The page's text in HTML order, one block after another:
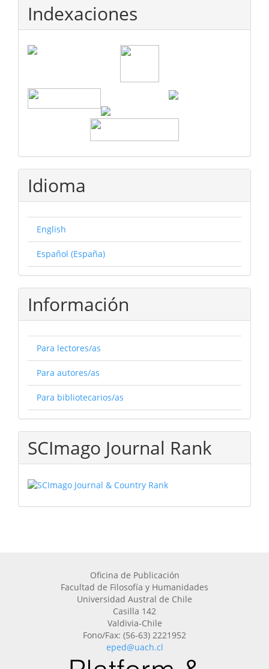
Indexaciones
Idioma
English
Español (España)
Información
Para lectores/as
Para autores/as
Para bibliotecarios/as
SCImago Journal Rank
Oficina de Publicación
Facultad de Filosofía y Humanidades
Universidad Austral de Chile
Casilla 142
Valdivia-Chile
Fono/Fax: (56-63) 2221952
eped@uach.cl